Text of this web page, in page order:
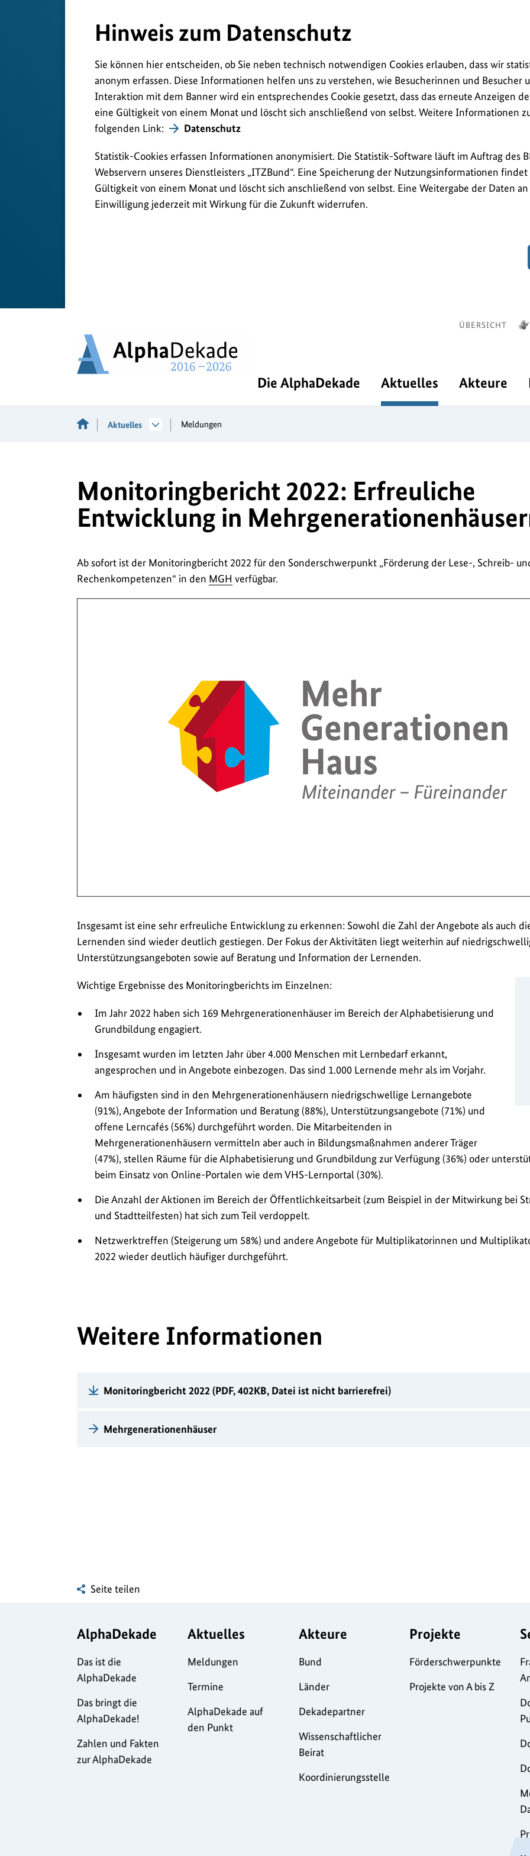
Hinweis zum Datenschutz
Sie können hier entscheiden, ob Sie neben technisch notwendigen Cookies erlauben, dass wir
anonym erfassen. Diese Informationen helfen uns zu verstehen, wie Besucherinnen und Besucher
Interaktion mit dem Banner wird ein entsprechendes Cookie gesetzt, dass das erneute Anzeigen
eine Gültigkeit von einem Monat und löscht sich anschließend von selbst. Weitere Informationen
folgenden Link:
Datenschutz
Statistik-Cookies erfassen Informationen anonymisiert. Die Statistik-Software läuft im Auftrag des
Webservern unseres Dienstleisters „ITZBund“. Eine Speicherung der Nutzungsinformationen
Gültigkeit von einem Monat und löscht sich anschließend von selbst. Eine Weitergabe der Daten
Einwilligung jederzeit mit Wirkung für die Zukunft widerrufen.
ÜBERSICHT
Die AlphaDekade Aktuelles Akteure
Aktuelles Meldungen
Monitoringbericht 2022: Erfreuliche
Entwicklung in
Ab sofort ist der Monitoringbericht 2022 für den Sonderschwerpunkt „Förderung der Lese-, Schreib-
Rechenkompetenzen“ in den MGH verfügbar.
Insgesamt ist eine sehr erfreuliche Entwicklung zu erkennen: Sowohl die Zahl der Angebote als auch
Lernenden sind wieder deutlich gestiegen. Der Fokus der Aktivitäten liegt weiterhin auf
Unterstützungsangeboten sowie auf Beratung und Information der Lernenden.
Wichtige Ergebnisse des Monitoringberichts im Einzelnen:
Im Jahr 2022 haben sich 169 Mehrgenerationenhäuser im Bereich der Alphabetisierung und
Grundbildung engagiert.
Insgesamt wurden im letzten Jahr über 4.000 Menschen mit Lernbedarf erkannt,
angesprochen und in Angebote einbezogen. Das sind 1.000 Lernende mehr als im Vorjahr.
Am häufigsten sind in den Mehrgenerationenhäusern niedrigschwellige Lernangebote
(91%), Angebote der Information und Beratung (88%), Unterstützungsangebote (71%) und
offene Lerncafés (56%) durchgeführt worden. Die Mitarbeitenden in
Mehrgenerationenhäusern vermitteln aber auch in Bildungsmaßnahmen anderer Träger
(47%), stellen Räume für die Alphabetisierung und Grundbildung zur Verfügung (36%) oder
beim Einsatz von Online-Portalen wie dem VHS-Lernportal (30%).
Die Anzahl der Aktionen im Bereich der Öffentlichkeitsarbeit (zum Beispiel in der Mitwirkung bei
und Stadtteilfesten) hat sich zum Teil verdoppelt.
Netzwerktreffen (Steigerung um 58%) und andere Angebote für Multiplikatorinnen und
2022 wieder deutlich häufiger durchgeführt.
Weitere Informationen
Monitoringbericht 2022 (PDF, 402KB, Datei ist nicht barrierefrei)
Mehrgenerationenhäuser
Seite teilen
AlphaDekade
Das ist die
AlphaDekade
Das bringt die
AlphaDekade!
Zahlen und Fakten
zur AlphaDekade
Aktuelles
Meldungen
Termine
AlphaDekade auf
den Punkt
Akteure
Bund
Länder
Dekadepartner
Wissenschaftlicher
Beirat
Koordinierungsstelle
Projekte
Förderschwerpunkte
Projekte von A bis Z